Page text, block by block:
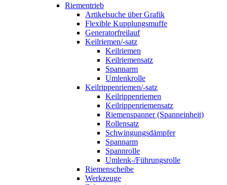
Riementrieb
Artikelsuche über Grafik
Flexible Kupplungsmuffe
Generatorfreilauf
Keilriemen/-satz
Keilriemen
Keilriemensatz
Spannarm
Umlenkrolle
Keilrippenriemen/-satz
Keilrippenriemen
Keilrippenriemensatz
Riemenspanner (Spanneinheit)
Rollensatz
Schwingungsdämpfer
Spannarm
Spannrolle
Umlenk-/Führungsrolle
Riemenscheibe
Werkzeuge